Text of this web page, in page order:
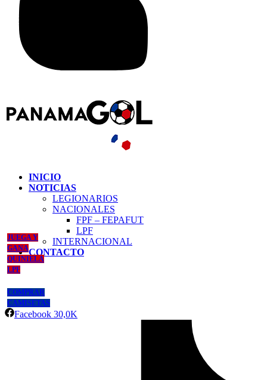
INICIO
NOTICIAS
LEGIONARIOS
NACIONALES
FPF – FEPAFUT
LPF
INTERNACIONAL
CONTACTO
JUEGA Y
GANA
QUINIELA
LPF
COMPRAR
CAMISETAS
Facebook 30,0K